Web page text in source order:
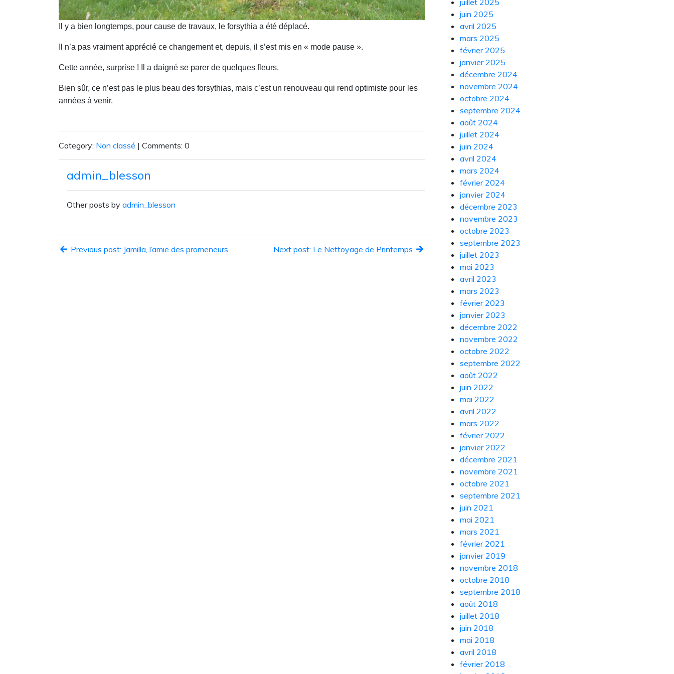
Il y a bien longtemps, pour cause de travaux, le forsythia a été déplacé.
Il n’a pas vraiment apprécié ce changement et, depuis, il s’est mis en « mode pause ».
Cette année, surprise ! Il a daigné se parer de quelques fleurs.
Bien sûr, ce n’est pas le plus beau des forsythias, mais c’est un renouveau qui rend optimiste pour les
années à venir.
Category: Non classé | Comments: 0
admin_blesson
Other posts by admin_blesson
Previous post: Jamilla, l’amie des promeneurs Next post: Le Nettoyage de Printemps
juillet 2025
juin 2025
avril 2025
mars 2025
février 2025
janvier 2025
décembre 2024
novembre 2024
octobre 2024
septembre 2024
août 2024
juillet 2024
juin 2024
avril 2024
mars 2024
février 2024
janvier 2024
décembre 2023
novembre 2023
octobre 2023
septembre 2023
juillet 2023
mai 2023
avril 2023
mars 2023
février 2023
janvier 2023
décembre 2022
novembre 2022
octobre 2022
septembre 2022
août 2022
juin 2022
mai 2022
avril 2022
mars 2022
février 2022
janvier 2022
décembre 2021
novembre 2021
octobre 2021
septembre 2021
juin 2021
mai 2021
mars 2021
février 2021
janvier 2019
novembre 2018
octobre 2018
septembre 2018
août 2018
juillet 2018
juin 2018
mai 2018
avril 2018
février 2018